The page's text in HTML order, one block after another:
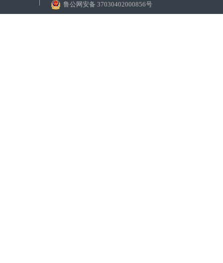
鲁公网安备 37030402000856号